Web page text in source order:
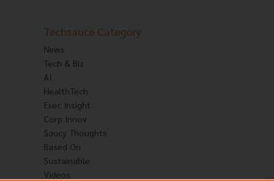
Techsauce Category
News
Tech & Biz
AI
HealthTech
Exec Insight
Corp Innov
Saucy Thoughts
Based On
Sustainable
Videos